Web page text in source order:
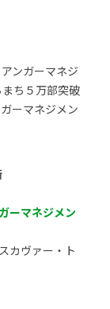
ンガーマネジ
ち５万部突破
ーマネジメン
ーマネジメン
カヴァー・ト